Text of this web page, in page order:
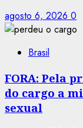
agosto 6, 2026 0
Brasil
FORA: Pela
do cargo a
sexual